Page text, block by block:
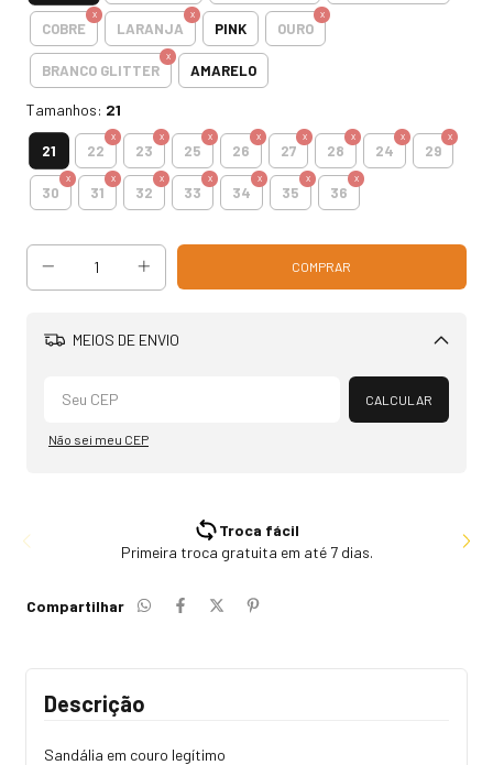
COBRE LARANJA PINK OURO
BRANCO GLITTER AMARELO
Tamanhos: 21
21 22 23 25 26 27 28 24 29
30 31 32 33 34 35 36
MEIOS DE ENVIO
Alterar CEP
CALCULAR
Não sei meu CEP
Troca fácil
Primeira troca gratuita em até 7 dias.
Compartilhar
Descrição
Sandália em couro legítimo